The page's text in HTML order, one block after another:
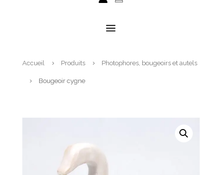
a
Accueil 5 Produits 5 Photophores, bougeoirs et autels
5 Bougeoir cygne